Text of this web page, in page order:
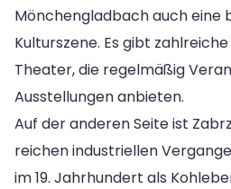
Mönchengladbach auch eine
Kulturszene. Es gibt
Theater, die regelmäßig
Ausstellungen anbieten.
Auf der anderen Seite ist
reichen industriellen
im 19. Jahrhundert als